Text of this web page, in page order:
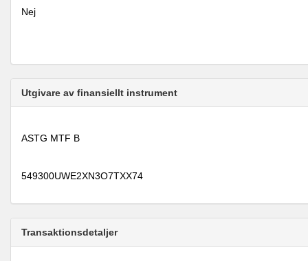
Nej
Utgivare av finansiellt instrument
ASTG MTF B
549300UWE2XN3O7TXX74
Transaktionsdetaljer